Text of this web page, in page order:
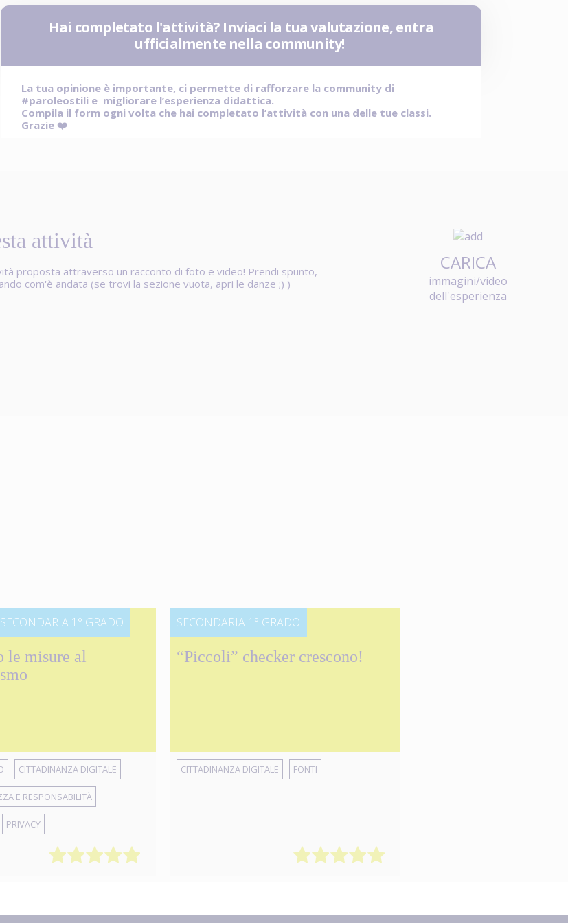
Hai completato l'attività? Inviaci la tua valutazione, entra
ufficialmente nella community!
La tua opinione è importante, ci permette di rafforzare la community di
#paroleostili e migliorare l’esperienza didattica.
Compila il form ogni volta che hai completato l’attività con una delle tue classi.
Grazie ❤️
attività
proposta attraverso un racconto di foto e video! Prendi spunto,
com'è andata (se trovi la sezione vuota, apri le danze ;) )
CARICA
immagini/video
dell'esperienza
SECONDARIA 1° GRADO
le misure al
CITTADINANZA DIGITALE
E RESPONSABILITÀ
PRIVACY
SECONDARIA 1° GRADO
“Piccoli” checker crescono!
CITTADINANZA DIGITALE FONTI